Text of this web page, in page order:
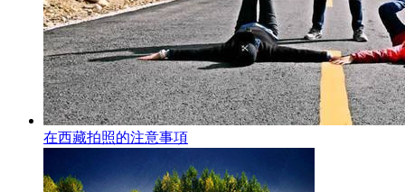
在西藏拍照的注意事項